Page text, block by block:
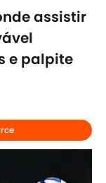
assistir
e palpite